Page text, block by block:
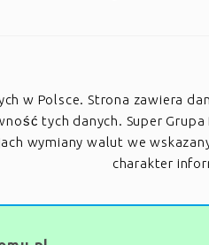
w Polsce. Strona zawiera
tych danych. Super
wymiany walut we
charakter